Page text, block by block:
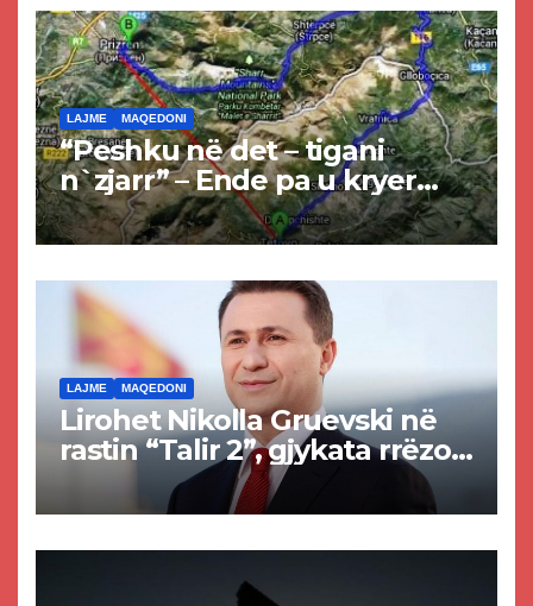
LAJME MAQEDONI
“Peshku në det – tigani
n`zjarr” – Ende pa u kryer
projekti i tunelit, komuna e
Tetovës nis punimet për
LAJME MAQEDONI
Lirohet Nikolla Gruevski në
rastin “Talir 2”, gjykata rrëzon
akuzat për ndërtimin e
paligjshëm të selisë së